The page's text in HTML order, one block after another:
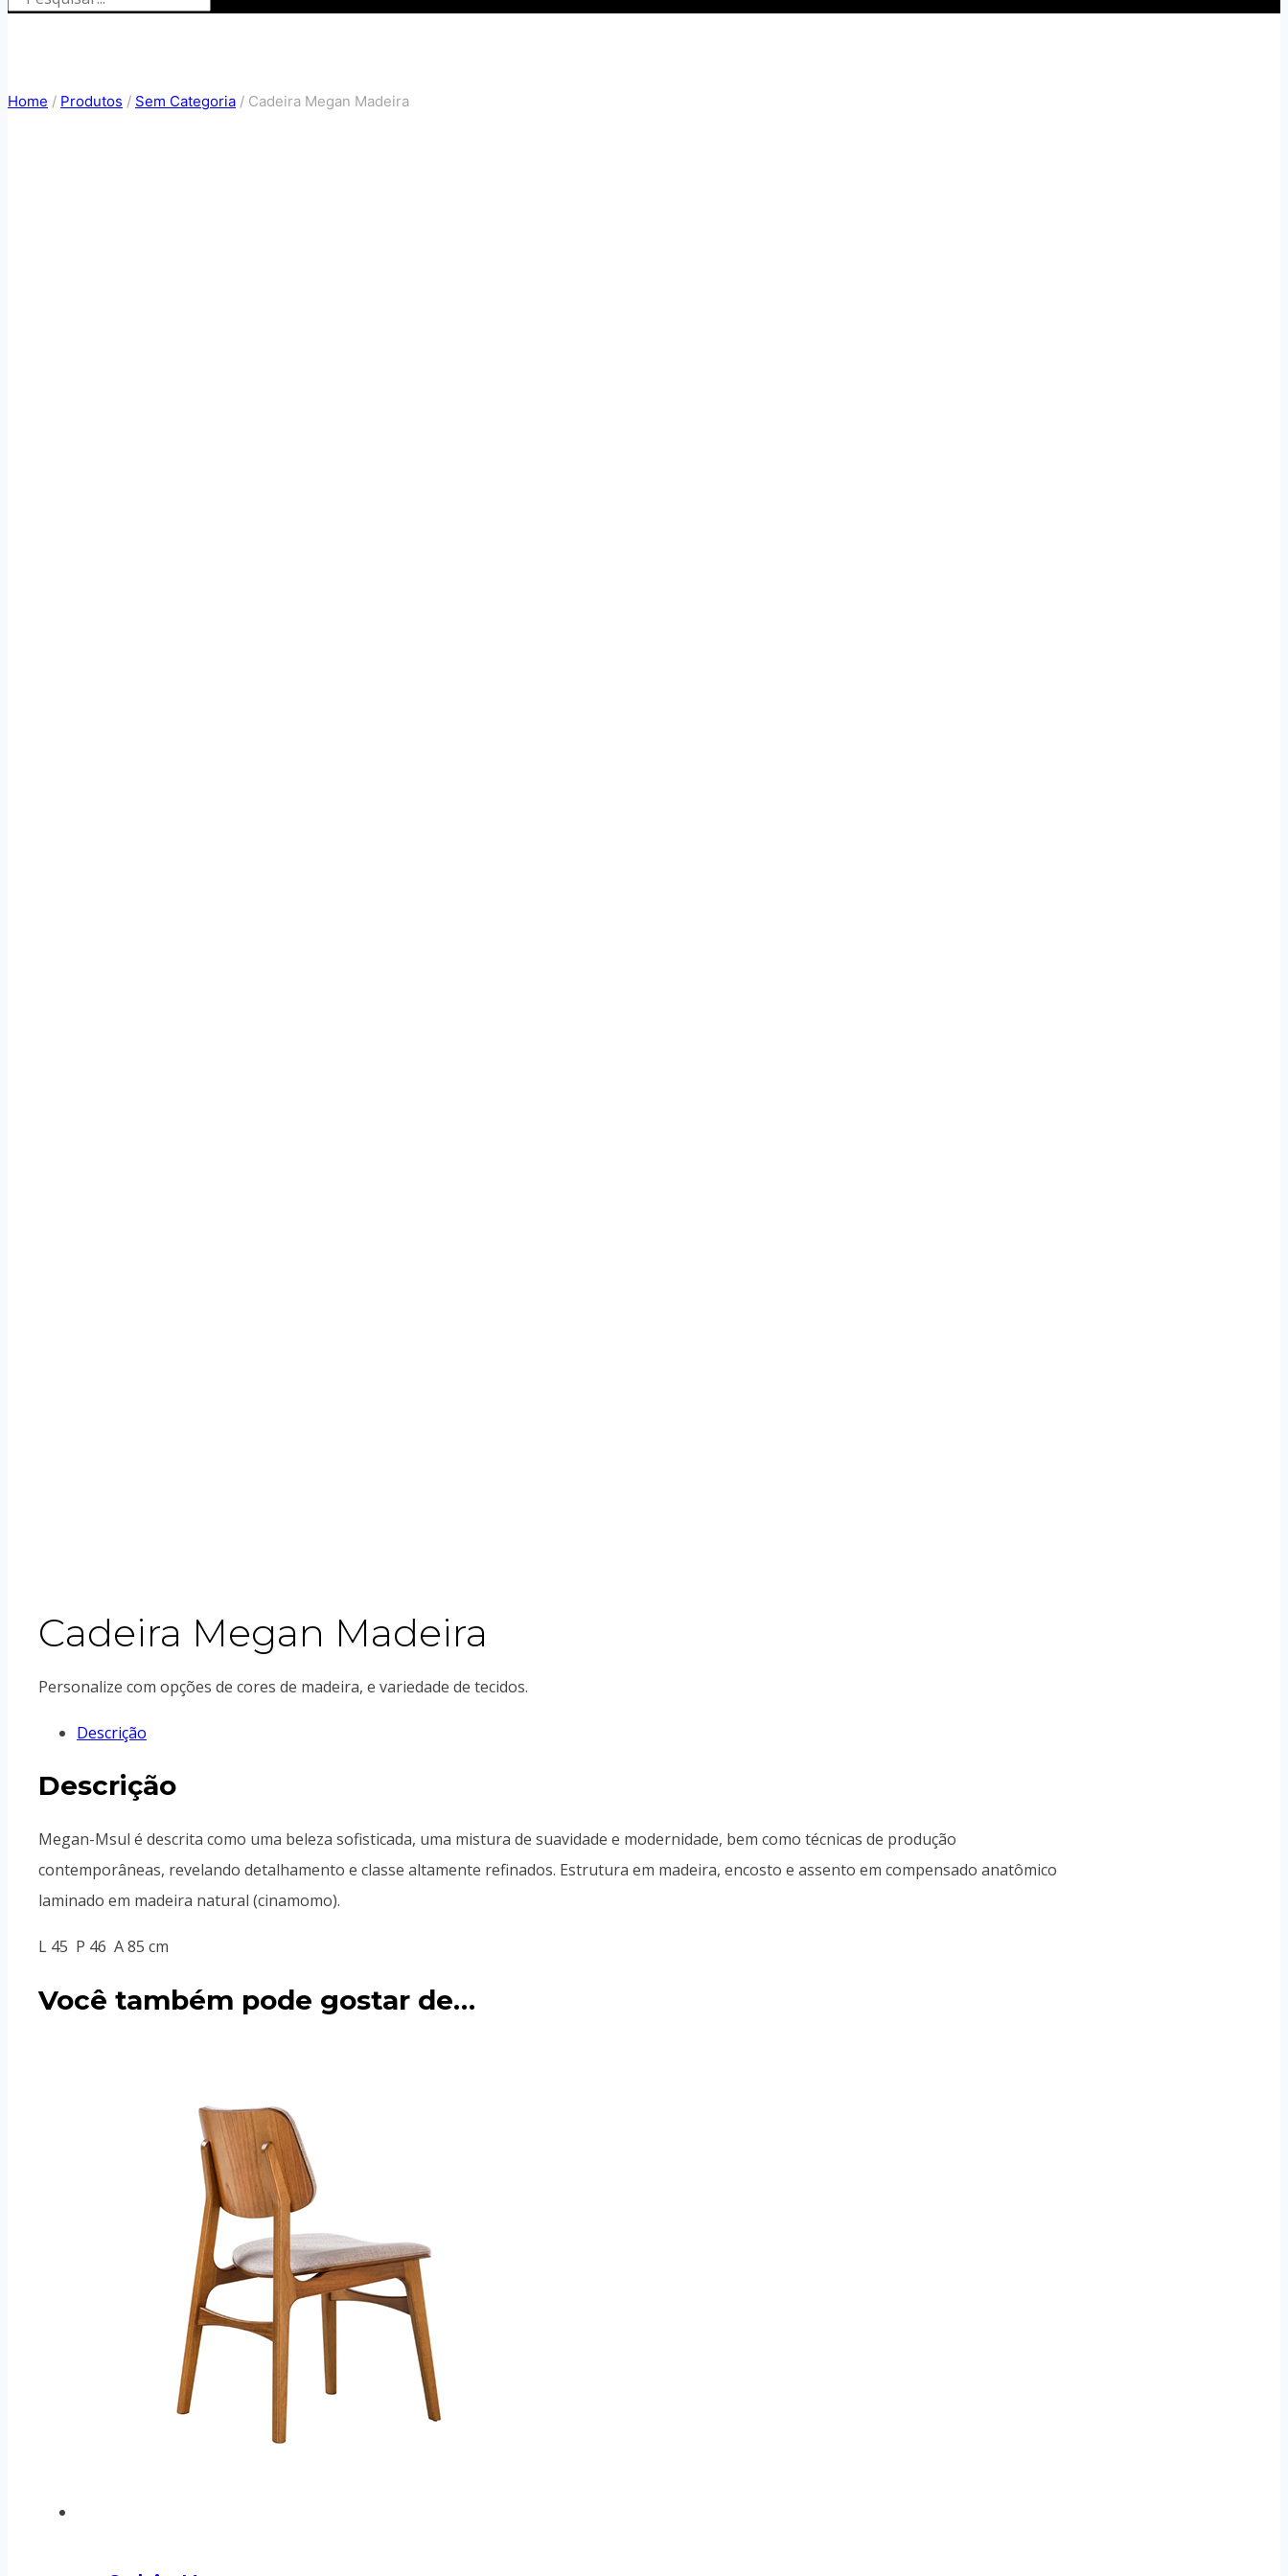
Home / Produtos / Sem Categoria / Cadeira Megan Madeira
Cadeira Megan Madeira
Personalize com opções de cores de madeira, e variedade de tecidos.
Descrição
Descrição
Megan-Msul é descrita como uma beleza sofisticada, uma mistura de suavidade e modernidade, bem como técnicas de produção
contemporâneas, revelando detalhamento e classe altamente refinados. Estrutura em madeira, encosto e assento em compensado anatômico
laminado em madeira natural (cinamomo).
L 45 P 46 A 85 cm
Você também pode gostar de…